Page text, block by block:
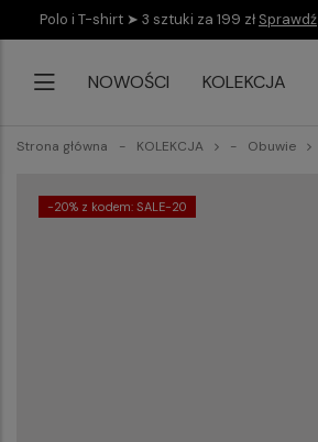
Polo i T-shirt ➤ 3 sztuki za 199 zł Sprawdź
NOWOŚCI KOLEKCJA
Strona główna KOLEKCJA Obuwie
-20% z kodem: SALE-20